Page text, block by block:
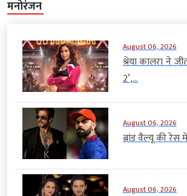
मनोरंजन
August 06, 2026
श्रेया कालरा ने
2’,...
August 06, 2026
ब्रांड वैल्यू की रेस
August 06, 2026